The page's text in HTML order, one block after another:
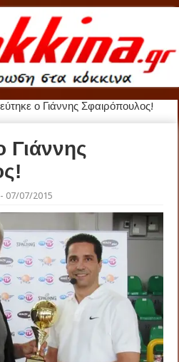
ο Γιάννης Σφαιρόπουλος!
Γιάννης
07/07/2015